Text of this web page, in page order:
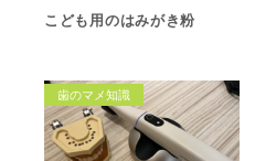
こども用のはみがき粉
歯のマメ知識